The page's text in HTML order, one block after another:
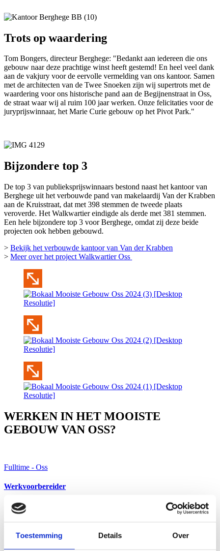
Toestemming Details Over
Trots op waardering
Tom Bongers, directeur Berghege: "Bedankt aan iedereen die ons
gebouw naar deze prachtige winst heeft gestemd! En heel veel dank
aan de vakjury voor de eervolle vermelding van ons kantoor. Samen
met de architecten van de Twee Snoeken zijn wij supertrots met de
waardering voor ons historische pand aan de Begijnenstraat in Oss,
de straat waar wij al ruim 100 jaar werken. Onze felicitaties voor de
juryprijswinnaar, het Marie Curie gebouw op het Pivot Park."
Bijzondere top 3
De top 3 van publieksprijswinnaars bestond naast het kantoor van
Berghege uit het verbouwde pand van makelaardij Van der Krabben
aan de Kruisstraat, dat met 398 stemmen de tweede plaats
veroverde. Het Walkwartier eindigde als derde met 381 stemmen.
Een hele bijzondere top 3 voor Berghege, omdat zij deze beide
projecten ook hebben gebouwd.
> Bekijk het verbouwde kantoor van Van der Krabben
> Meer over het project Walkwartier Oss
WERKEN IN HET MOOISTE
GEBOUW VAN OSS?
Fulltime - Oss
Werkvoorbereider
Stage - Oss
Stage lopen of afstuderen